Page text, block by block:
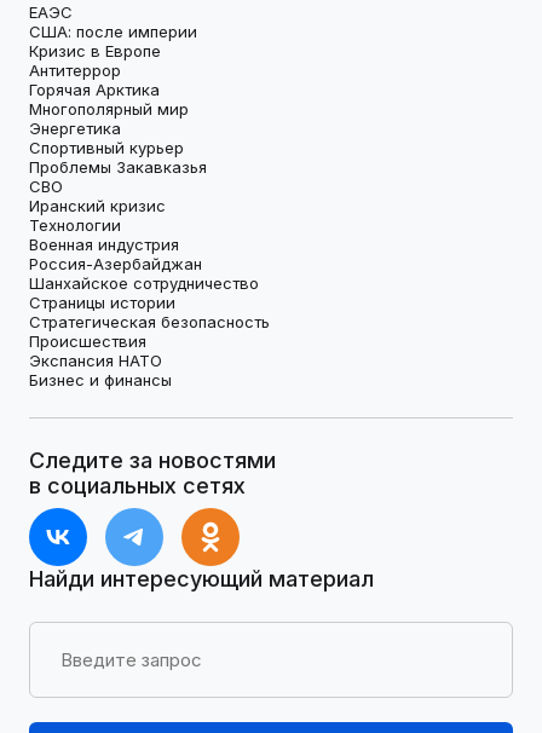
ЕАЭС
США: после империи
Кризис в Европе
Антитеррор
Горячая Арктика
Многополярный мир
Энергетика
Спортивный курьер
Проблемы Закавказья
СВО
Иранский кризис
Технологии
Военная индустрия
Россия-Азербайджан
Шанхайское сотрудничество
Страницы истории
Стратегическая безопасность
Происшествия
Экспансия НАТО
Бизнес и финансы
Следите за новостями
в социальных сетях
Найди интересующий материал